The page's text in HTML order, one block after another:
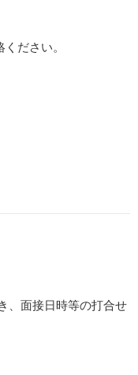
ださい。
、面接日時等の打合せ